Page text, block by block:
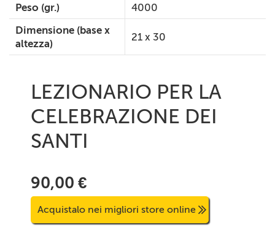
Peso (gr.)
4000
Dimensione (base x
altezza)
21 x 30
LEZIONARIO PER LA
CELEBRAZIONE DEI
SANTI
90,00 €
Acquistalo nei migliori store online